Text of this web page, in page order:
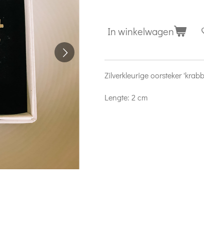
In winkelwagen
Zilverkleurige oorsteker
Lengte: 2 cm